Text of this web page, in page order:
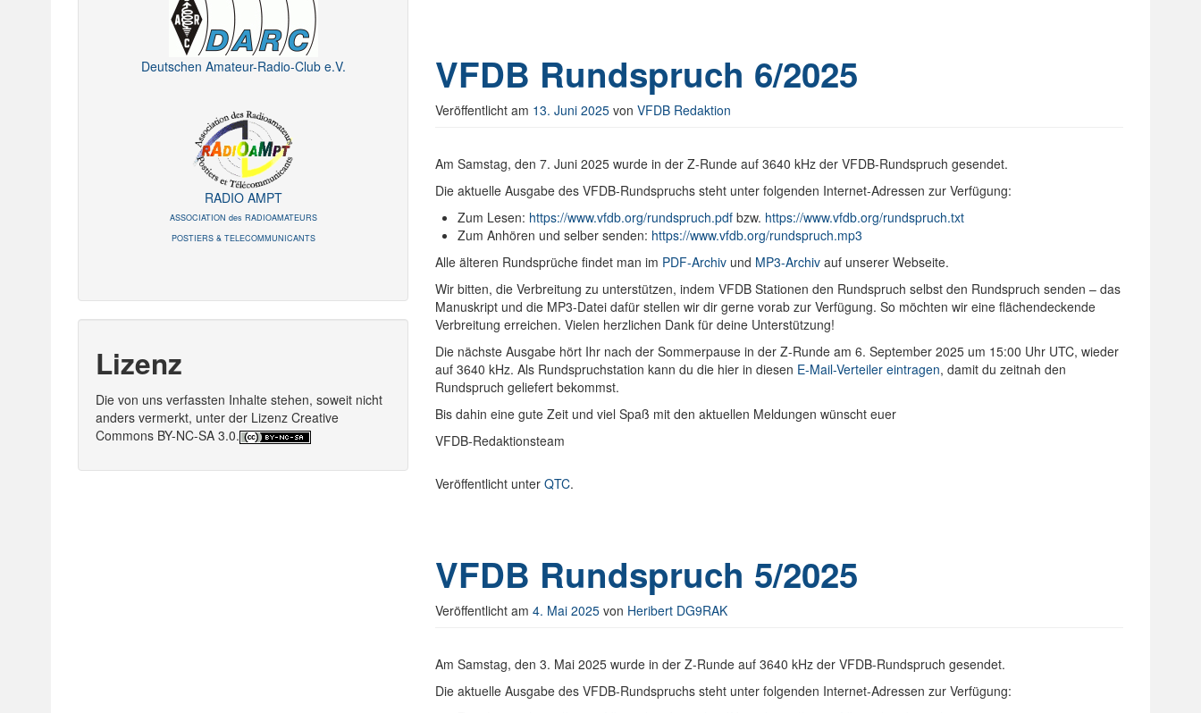
VFDB Rundspruch 6/2025
Veröffentlicht am 13. Juni 2025 von VFDB Redaktion
Am Samstag, den 7. Juni 2025 wurde in der Z-Runde auf 3640 kHz der VFDB-Rundspruch gesendet.
Die aktuelle Ausgabe des VFDB-Rundspruchs steht unter folgenden Internet-Adressen zur Verfügung:
Zum Lesen: https://www.vfdb.org/rundspruch.pdf bzw. https://www.vfdb.org/rundspruch.txt
Zum Anhören und selber senden: https://www.vfdb.org/rundspruch.mp3
Alle älteren Rundsprüche findet man im PDF-Archiv und MP3-Archiv auf unserer Webseite.
Wir bitten, die Verbreitung zu unterstützen, indem VFDB Stationen den Rundspruch selbst den Rundspruch senden – das
Manuskript und die MP3-Datei dafür stellen wir dir gerne vorab zur Verfügung. So möchten wir eine flächendeckende
Verbreitung erreichen. Vielen herzlichen Dank für deine Unterstützung!
Die nächste Ausgabe hört Ihr nach der Sommerpause in der Z-Runde am 6. September 2025 um 15:00 Uhr UTC, wieder
auf 3640 kHz. Als Rundspruchstation kann du die hier in diesen E-Mail-Verteiler eintragen, damit du zeitnah den
Rundspruch geliefert bekommst.
Bis dahin eine gute Zeit und viel Spaß mit den aktuellen Meldungen wünscht euer
VFDB-Redaktionsteam
Veröffentlicht unter QTC.
VFDB Rundspruch 5/2025
Veröffentlicht am 4. Mai 2025 von Heribert DG9RAK
Am Samstag, den 3. Mai 2025 wurde in der Z-Runde auf 3640 kHz der VFDB-Rundspruch gesendet.
Die aktuelle Ausgabe des VFDB-Rundspruchs steht unter folgenden Internet-Adressen zur Verfügung:
Deutschen Amateur-Radio-Club e.V.
RADIO AMPT
ASSOCIATION des RADIOAMATEURS
POSTIERS & TELECOMMUNICANTS
Lizenz
Die von uns verfassten Inhalte stehen, soweit nicht
anders vermerkt, unter der Lizenz Creative
Commons BY-NC-SA 3.0.